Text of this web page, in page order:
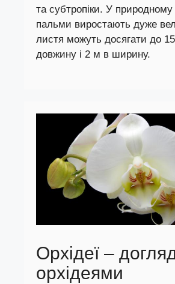
та субтропіки. У
пальми виростають дуже
листя можуть досягати до
довжину і 2 м в ширину.
Орхідеї –
орхідеями